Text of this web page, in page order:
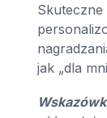
jak „dla